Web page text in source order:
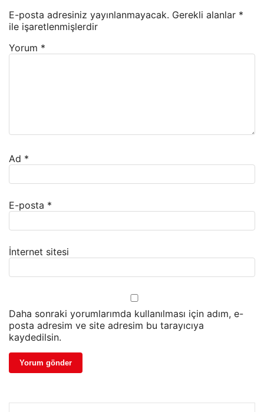
E-posta adresiniz yayınlanmayacak. Gerekli alanlar *
ile işaretlenmişlerdir
Yorum *
Ad *
E-posta *
İnternet sitesi
Daha sonraki yorumlarımda kullanılması için adım, e-
posta adresim ve site adresim bu tarayıcıya
kaydedilsin.